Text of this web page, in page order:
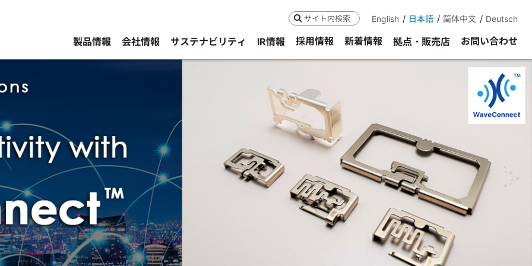
検索 English 日本語 简体中文 Deutsch
製品情報 会社情報 サステナビリティ IR情報 採用情報 新着情報 拠点・販売店 お問い合わせ